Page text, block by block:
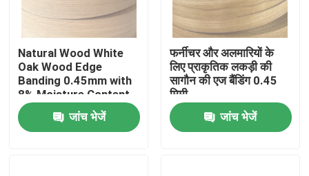
Natural Wood White
Oak Wood Edge
Banding 0.45mm with
8% Moisture Content
and Fleece-Backed
for Furniture and
Cabinets
जांच भेजें
फर्नीचर और अलमारियों के
लिए प्राकृतिक लकड़ी की
सागौन की एज बैंडिंग 0.45
मिमी
जांच भेजें